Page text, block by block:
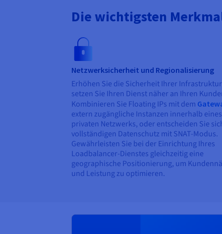
Die wichtigsten
Netzwerksicherheit und Regionalisierung
Erhöhen Sie die Sicherheit Ihrer
setzen Sie Ihren Dienst näher an Ihren
Kombinieren Sie Floating IPs mit dem
extern zugängliche Instanzen innerhalb eines
privaten Netzwerks, oder entscheiden Sie
vollständigen Datenschutz mit SNAT-Modus.
Gewährleisten Sie bei der Einrichtung Ihres
Loadbalancer-Dienstes gleichzeitig eine
geographische Positionierung, um
und Leistung zu optimieren.